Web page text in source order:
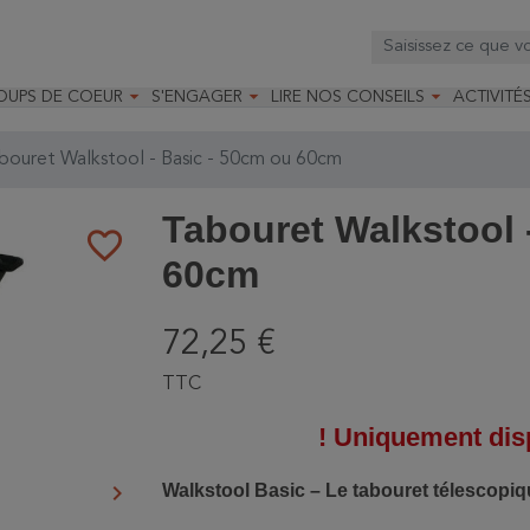
DE COEUR  S'ENGAGER 
Faire un legs
LIRE NOS CONSEILS 
Installer un abreuvoir
Walkstool - Basic - 50cm ou 60cm
favorite_border
Suivant
keyboard_arrow_right
Tabouret Walkstool
60cm
72,25 €
TTC
! Uniquement
Walkstool Basic – Le tabouret